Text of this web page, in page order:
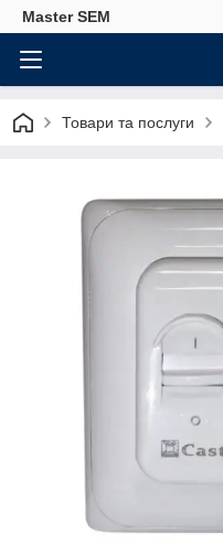
Master SEM
Товари та послуги